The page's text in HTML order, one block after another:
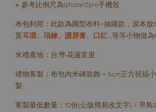
※ 參考比例尺為iphone12pro手機殼
布包利用：此款為圓型布料+抽繩款，原本
置耳環、項鍊、護唇膏、口紅...等等小物做為
米禮產地：台灣‧花蓮富里
禮物客製：布包內米磚裝飾 + 6cm正方祝福
製
客製最低數量：10份(公版簡易改文字) / 早鳥